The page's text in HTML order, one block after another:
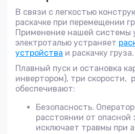
В связи с легкостью
раcкачке при перемещении
Применение нашей системы
электроталью устраняет
устройства и раскачку груза.
Плавный пуск и остановка
инвертором), три скорости,
обеспечивают:
Безопасность.
расстоянии от опасной
исключает травмы при